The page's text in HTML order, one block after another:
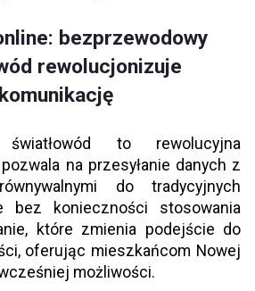
bezprzewodowy
rewolucjonizuje
komunikację
światłowód to rewolucyjna
na przesyłanie danych z
do tradycyjnych
bez konieczności stosowania
które zmienia podejście do
oferując mieszkańcom Nowej
możliwości.